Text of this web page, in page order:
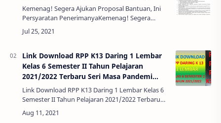
Kemenag! Segera Ajukan Proposal Bantuan, Ini
Persyaratan PenerimanyaKemenag! Segera
Ajukan Proposal Bantuan, Ini Persyaratan
Penerimanya - Kementrian Agama Republik
Link Download RPP K13 Daring 1 Lembar
Kelas 6 Semester II Tahun Pelajaran
2021/2022 Terbaru Seri Masa Pandemi
Covid-19
Link Download RPP K13 Daring 1 Lembar Kelas 6
Semester II Tahun Pelajaran 2021/2022 Terbaru
Seri Masa Pandemi Covid-19 - Rencana
Pelaksanaan Pembelajaran (RPP) merupakan